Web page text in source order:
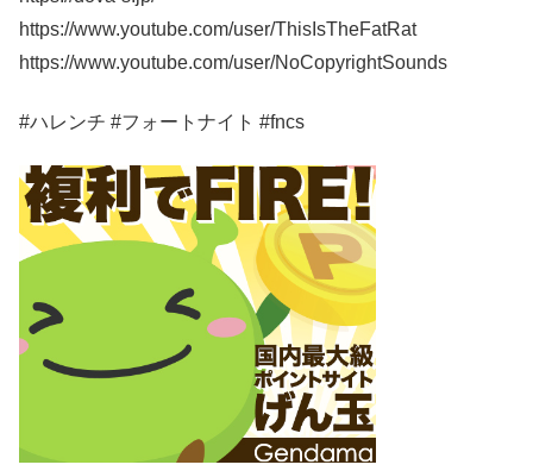
https://www.youtube.com/user/ThisIsTheFatRat
https://www.youtube.com/user/NoCopyrightSounds
#ハレンチ #フォートナイト #fncs